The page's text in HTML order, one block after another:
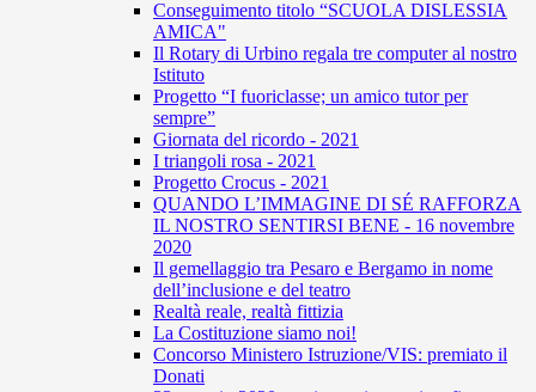
Conseguimento titolo “SCUOLA DISLESSIA
AMICA"
Il Rotary di Urbino regala tre computer al nostro
Istituto
Progetto “I fuoriclasse; un amico tutor per
sempre”
Giornata del ricordo - 2021
I triangoli rosa - 2021
Progetto Crocus - 2021
QUANDO L’IMMAGINE DI SÉ RAFFORZA
IL NOSTRO SENTIRSI BENE - 16 novembre
2020
Il gemellaggio tra Pesaro e Bergamo in nome
dell’inclusione e del teatro
Realtà reale, realtà fittizia
La Costituzione siamo noi!
Concorso Ministero Istruzione/VIS: premiato il
Donati